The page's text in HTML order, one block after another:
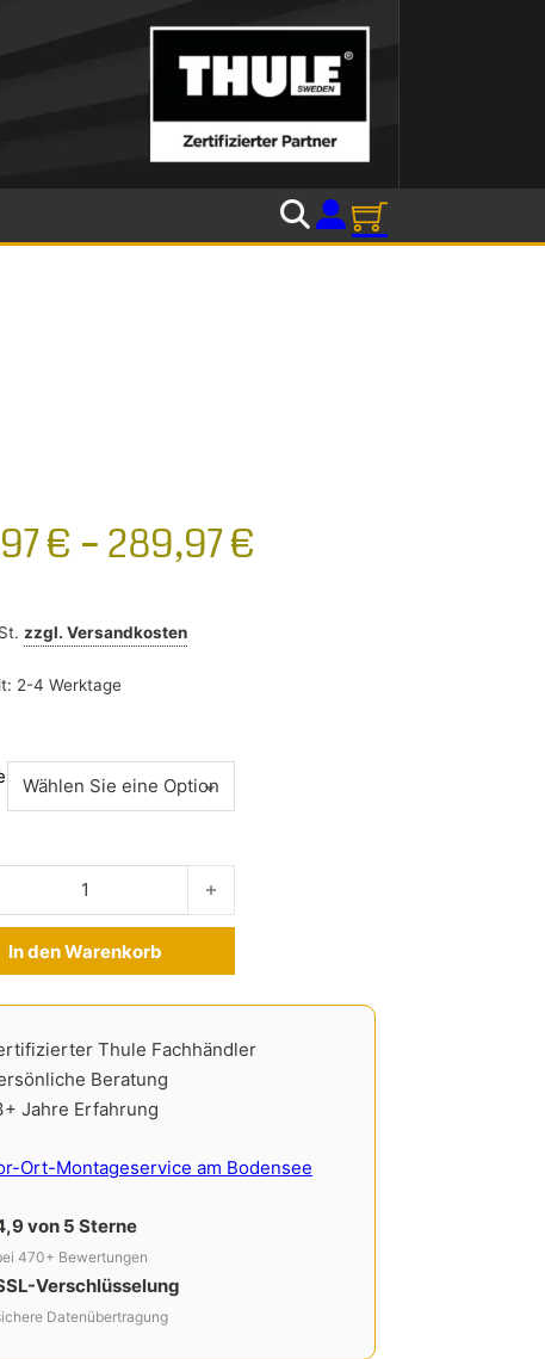
€ – 289,97€
zzgl. Versandkosten
2-4 Werktage
Mercedes E-Klasse S212 T-Model 2009-2016 Menge
In den Warenkorb
Thule Fachhändler
Beratung
Jahre Erfahrung
Ort-Montageservice am Bodensee
von 5 Sterne
470+ Bewertungen
Verschlüsselung
Datenübertragung